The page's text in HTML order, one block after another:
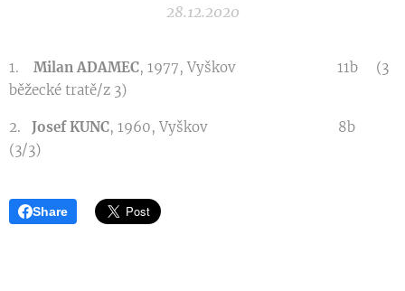
28.12.2020
1. Milan ADAMEC, 1977, Vyškov 11b (3
běžecké tratě/z 3)
2. Josef KUNC, 1960, Vyškov 8b
(3/3)
Share